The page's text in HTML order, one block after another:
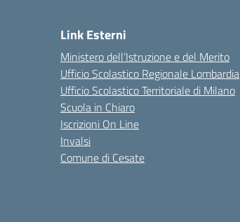
Link Esterni
Ministero dell’Istruzione e del Merito
Ufficio Scolastico Regionale Lombardia
Ufficio Scolastico Territoriale di Milano
Scuola in Chiaro
Iscrizioni On Line
Invalsi
Comune di Cesate